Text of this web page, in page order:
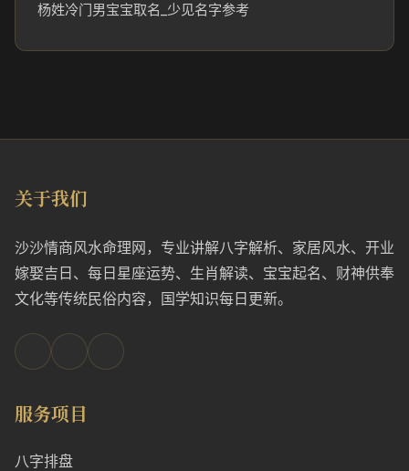
杨姓冷门男宝宝取名_少见名字参考
关于我们
沙沙情商风水命理网，专业讲解八字解析、家居风水、开业
嫁娶吉日、每日星座运势、生肖解读、宝宝起名、财神供奉
文化等传统民俗内容，国学知识每日更新。
服务项目
八字排盘